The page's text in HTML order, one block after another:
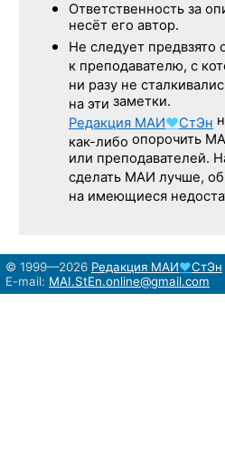
Ответственность за
несёт его автор.
Не следует предвзято
к преподавателю, с
ни разу не
на эти заметки.
Редакция МАИ♥СтЭн
как-либо опорочить
или преподавателей.
сделать МАИ лучше,
на имеющиеся
© 1999—2026 Редакция МАИ♥СтЭн
E-mail: MAI.StEn.online@gmail.com